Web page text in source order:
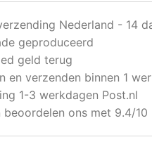
Nederland - 14
geproduceerd
geld terug
en verzenden binnen 1
1-3 werkdagen Post.nl
beoordelen ons met 9.4/10